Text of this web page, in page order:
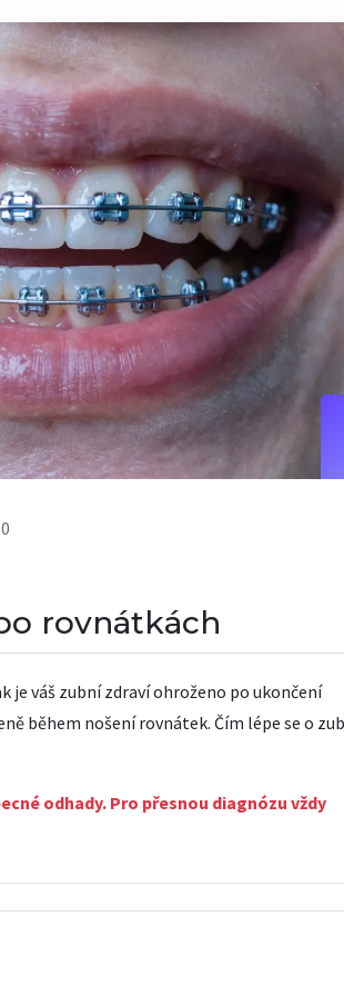
rovnátkách
váš zubní zdraví ohroženo po ukončení
během nošení rovnátek. Čím lépe se o
odhady. Pro přesnou diagnózu vždy